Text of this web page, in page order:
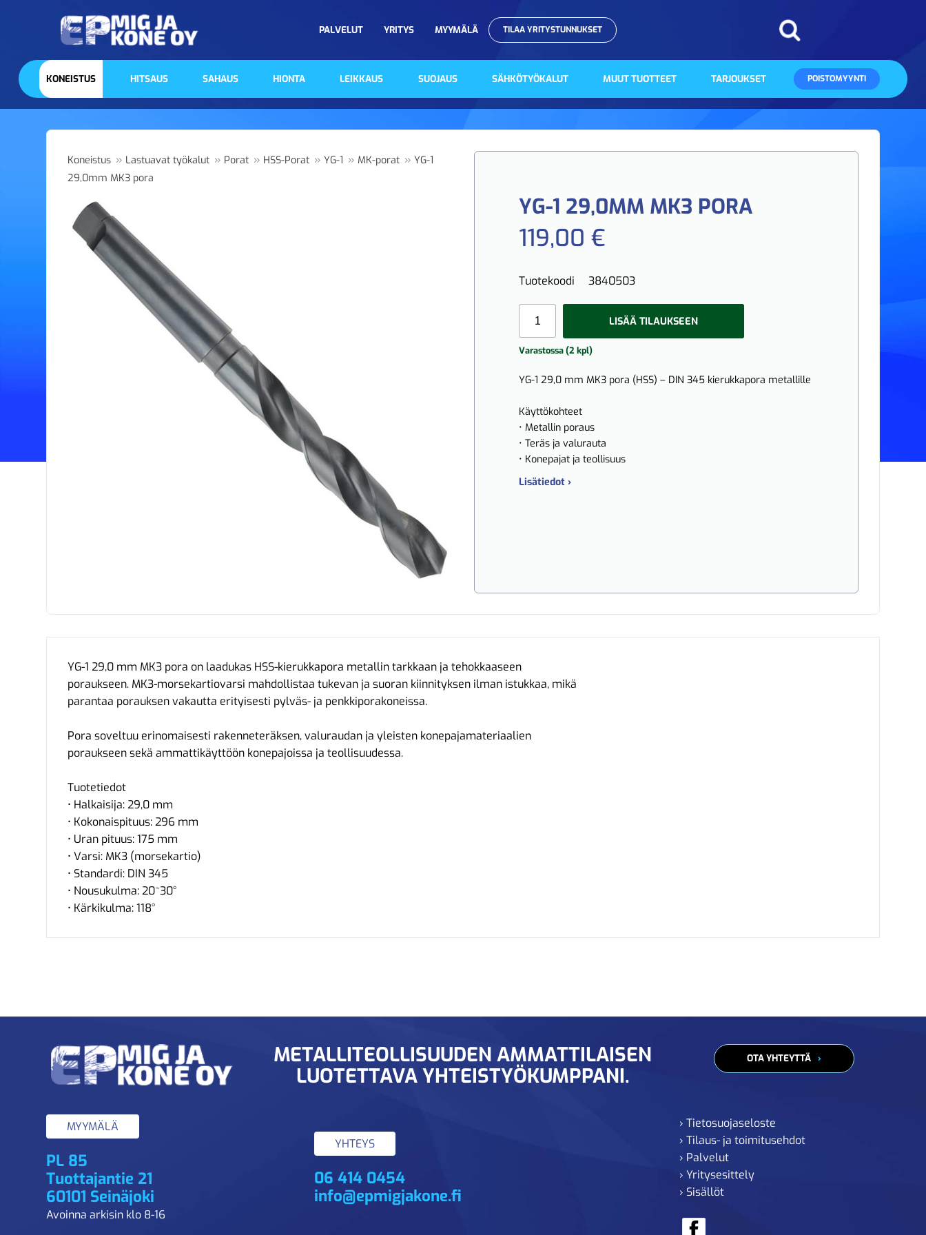
PALVELUT YRITYS MYYMÄLÄ TILAA YRITYSTUNNUKSET
KONEISTUS HITSAUS SAHAUS HIONTA LEIKKAUS SUOJAUS SÄHKÖTYÖKALUT MUUT TUOTTEET TARJOUKSET POISTOMYYNTI
Koneistus » Lastuavat työkalut » Porat » HSS-Porat »YG-1 »MK-porat »YG-1
29,0mm MK3 pora
YG-1 29,0MM MK3 PORA
119,00 €
Tuotekoodi 3840503
LISÄÄ TILAUKSEEN
Varastossa (2 kpl)
YG-1 29,0 mm MK3 pora (HSS) – DIN 345 kierukkapora metallille
Käyttökohteet
• Metallin poraus
• Teräs ja valurauta
• Konepajat ja teollisuus
Lisätiedot ›
YG-1 29,0 mm MK3 pora on laadukas HSS-kierukkapora metallin tarkkaan ja tehokkaaseen
poraukseen. MK3-morsekartiovarsi mahdollistaa tukevan ja suoran kiinnityksen ilman istukkaa, mikä
parantaa porauksen vakautta erityisesti pylväs- ja penkkiporakoneissa.
Pora soveltuu erinomaisesti rakenneteräksen, valuraudan ja yleisten konepajamateriaalien
poraukseen sekä ammattikäyttöön konepajoissa ja teollisuudessa.
Tuotetiedot
• Halkaisija: 29,0 mm
• Kokonaispituus: 296 mm
• Uran pituus: 175 mm
• Varsi: MK3 (morsekartio)
• Standardi: DIN 345
• Nousukulma: 20~30°
• Kärkikulma: 118°
METALLITEOLLISUUDEN AMMATTILAISEN
LUOTETTAVA YHTEISTYÖKUMPPANI.
OTA YHTEYTTÄ
MYYMÄLÄ
PL 85
Tuottajantie 21
60101 Seinäjoki
Avoinna arkisin klo 8-16
YHTEYS
06 414 0454
info@epmigjakone.fi
› Tietosuojaseloste
› Tilaus- ja toimitusehdot
› Palvelut
› Yritysesittely
› Sisällöt